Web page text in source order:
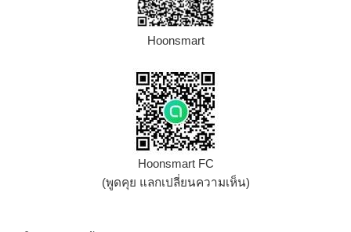
Hoonsmart
Hoonsmart FC
(พูดคุย แลกเปลี่ยนความเห็น)